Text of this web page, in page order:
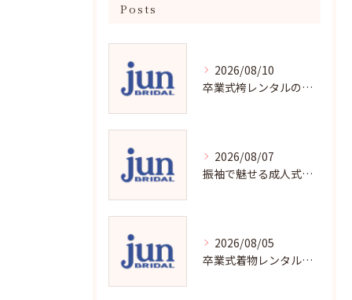
Posts
2026/08/10
卒業式袴レンタルの賢い選び方と魅力解説
2026/08/07
振袖で魅せる成人式写真の魅力と撮影ポイント
2026/08/05
卒業式着物レンタルの選び方と魅力